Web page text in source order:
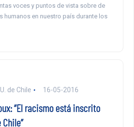
voces y puntos de vista sobre de
humanos en nuestro país durante los
de Chile 16-05-2016
“El racismo está inscrito